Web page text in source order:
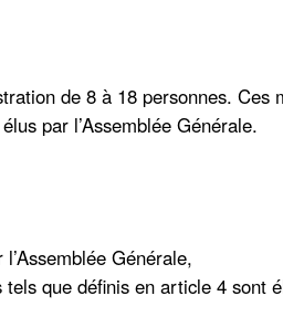
de 8 à 18 personnes.
par l’Assemblée Générale.
Générale,
que définis en article 4 sont